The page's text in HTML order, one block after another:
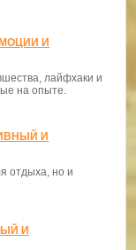
И
лайфхаки и
на опыте.
И
отдыха, но и
И